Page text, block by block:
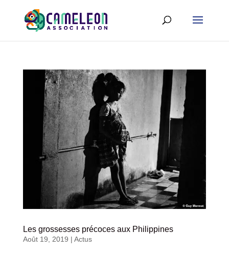
Les grossesses précoces aux Philippines
Août 19, 2019 | Actus